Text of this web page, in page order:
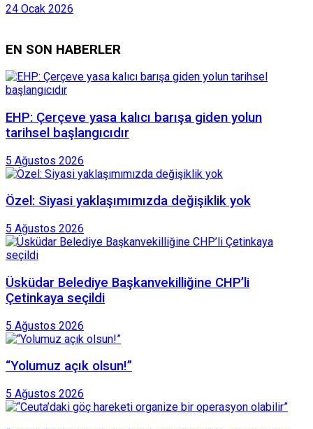
24 Ocak 2026
EN SON HABERLER
EHP: Çerçeve yasa kalıcı barışa giden yolun
tarihsel başlangıcıdır
5 Ağustos 2026
Özel: Siyasi yaklaşımımızda değişiklik yok
5 Ağustos 2026
Üsküdar Belediye Başkanvekilliğine CHP’li
Çetinkaya seçildi
5 Ağustos 2026
“Yolumuz açık olsun!”
5 Ağustos 2026